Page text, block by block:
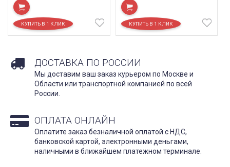
ДОСТАВКА ПО РОССИИ
Мы доставим ваш заказ курьером по Москве и
Области или транспортной компанией по всей
России.
ОПЛАТА ОНЛАЙН
Оплатите заказ безналичной оплатой с НДС,
банковской картой, электронными деньгами,
наличными в ближайшем платежном терминале.